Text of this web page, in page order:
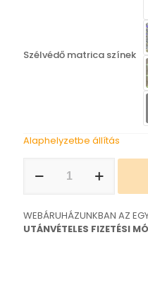
Szélvédő matrica színek
Alaphelyzetbe állítás
FUN:ON
WEBÁRUHÁZUNKBAN AZ
UTÁNVÉTELES FIZETÉSI